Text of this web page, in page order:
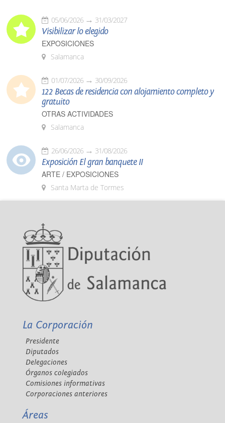
05/06/2026 31/03/2027
Visibilizar lo elegido
EXPOSICIONES
Salamanca
01/07/2026 30/09/2026
122 Becas de residencia con alojamiento completo y
gratuito
OTRAS ACTIVIDADES
Salamanca
26/06/2026 31/08/2026
Exposición El gran banquete II
ARTE / EXPOSICIONES
Santa Marta de Tormes
La Corporación
Presidente
Diputados
Delegaciones
Órganos colegiados
Comisiones informativas
Corporaciones anteriores
Áreas